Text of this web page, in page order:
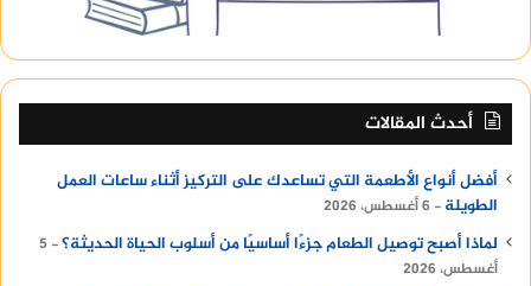
أحدث المقالات
أفضل أنواع الأطعمة التي تساعدك على التركيز أثناء ساعات العمل
الطويلة
6 أغسطس، 2026
لماذا أصبح توصيل الطعام جزءًا أساسيًا من أسلوب الحياة الحديثة؟
5
أغسطس، 2026